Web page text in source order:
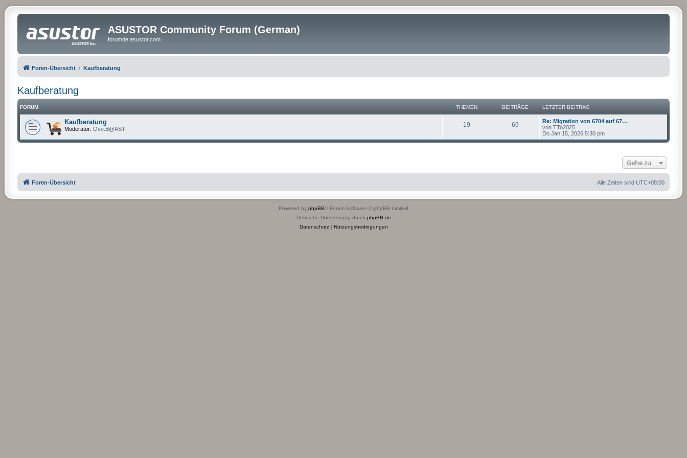
ASUSTOR Community Forum (German)
forumde.asustor.com
Foren-Übersicht Kaufberatung
Kaufberatung
FORUM THEMEN BEITRÄGE LETZTER BEITRAG
Kaufberatung
Moderator: Ove.B@AST
19 69
Re: Migration von 6704 auf 67…
vonTTo2025
Do Jan 15, 2026 5:30 pm
Gehe zu
Foren-Übersicht Alle Zeiten sind UTC+08:00
Powered by phpBB® Forum Software © phpBB Limited
Deutsche Übersetzung durch phpBB.de
Datenschutz| Nutzungsbedingungen